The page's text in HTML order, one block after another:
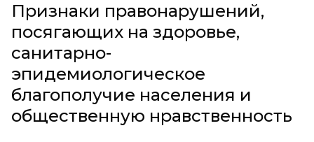
Признаки правонарушений,
посягающих на здоровье,
санитарно-
эпидемиологическое
благополучие населения и
общественную нравственность